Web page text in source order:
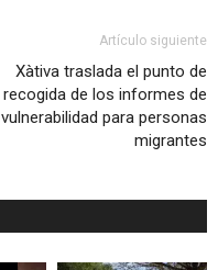
Artículo siguiente
Xàtiva traslada el punto de
recogida de los informes de
vulnerabilidad para personas
migrantes